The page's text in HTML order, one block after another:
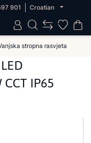
901 Croatian
stropna rasvjeta
IP65